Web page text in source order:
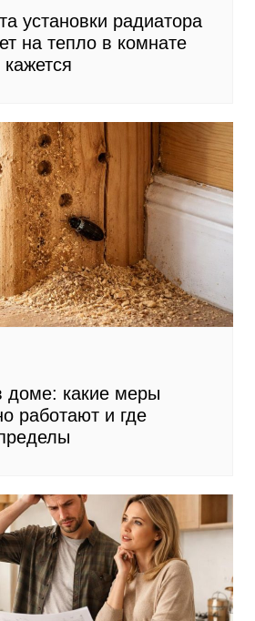
установки радиатора
на тепло в комнате
доме: какие меры
работают и где